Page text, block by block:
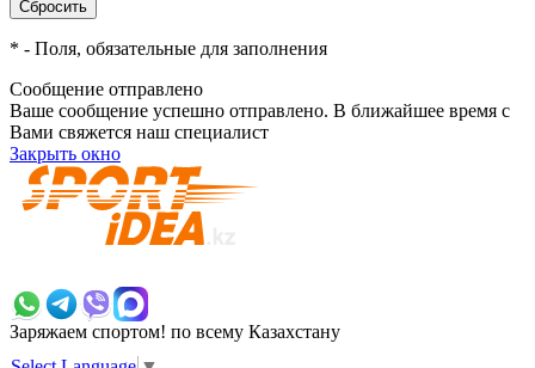
* - Поля, обязательные для заполнения
Сообщение отправлено
Ваше сообщение успешно отправлено. В ближайшее время с
Вами свяжется наш специалист
Закрыть окно
Заряжаем спортом! по всему Казахстану